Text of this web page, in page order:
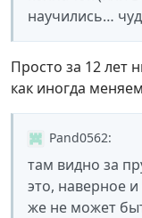
научились…
Просто за 12 лет
как иногда
Pand0562:
там видно за
это, наверное
же не может